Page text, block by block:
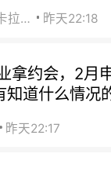
巴黎小卡拉咪 昨天22:18
拿约会，2月
道什么情况
昨天22:17